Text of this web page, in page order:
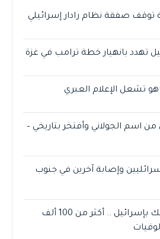
توقف صفقة نظام رادار إسرائيلي
تهدد بانهيار خطة ترامب في غزة
تشعل الإعلام العبري
اسم الجولاني وأفتخر بتاريخي –
وإصابة آخرين في جنوب
“السرطان” يفتك بإسرائيل .. أكثر من 100 ألف